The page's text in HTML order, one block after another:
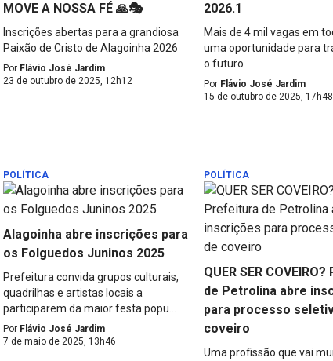
MOVE A NOSSA FÉ 🙏🎭
Inscrições abertas para a grandiosa
Paixão de Cristo de Alagoinha 2026
Por Flávio José Jardim
23 de outubro de 2025, 12h12
2026.1
Mais de 4 mil vagas em
uma oportunidade para
o futuro
Por Flávio José Jardim
15 de outubro de 2025, 17h48
POLÍTICA
Alagoinha abre inscrições para
os Folguedos Juninos 2025
Prefeitura convida grupos culturais,
quadrilhas e artistas locais a
participarem da maior festa popu...
Por Flávio José Jardim
7 de maio de 2025, 13h46
POLÍTICA
QUER SER
de Petrolina abre
para processo
coveiro
Uma profissão que vai